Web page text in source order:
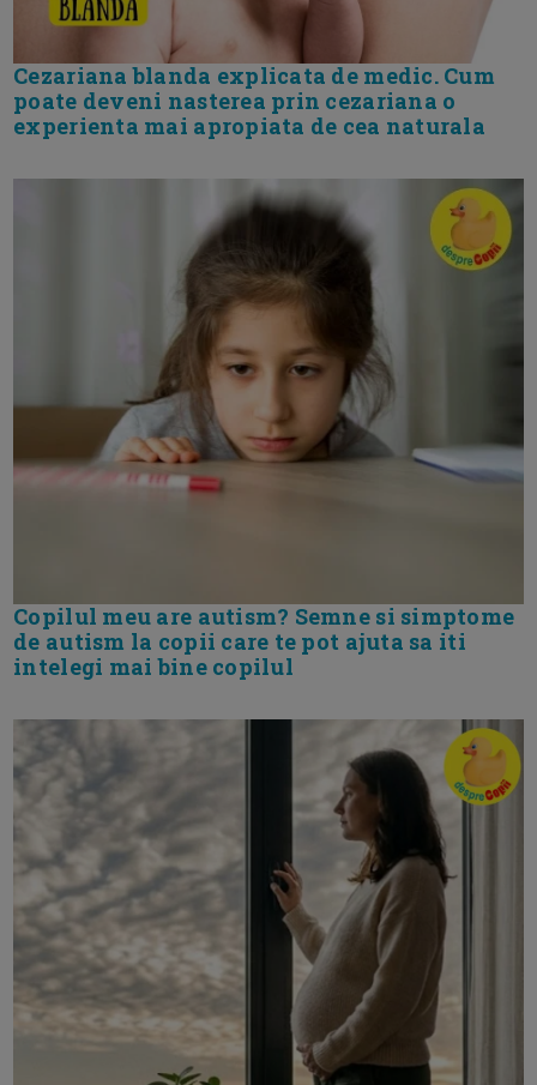
Cezariana blanda explicata de medic. Cum
poate deveni nasterea prin cezariana o
experienta mai apropiata de cea naturala
Copilul meu are autism? Semne si simptome
de autism la copii care te pot ajuta sa iti
intelegi mai bine copilul